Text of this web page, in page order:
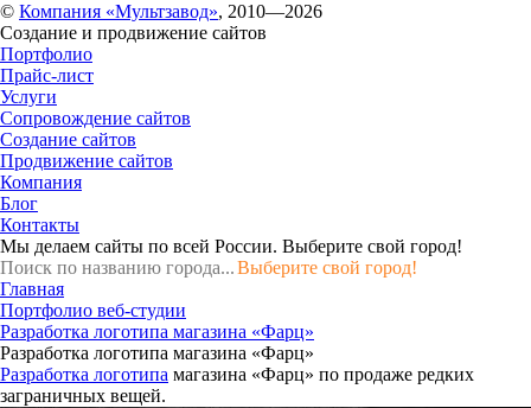
© Компания «Мультзавод», 2010—2026
Создание и продвижение сайтов
Портфолио
Прайс-лист
Услуги
Сопровождение сайтов
Создание сайтов
Продвижение сайтов
Компания
Блог
Контакты
Мы делаем сайты по всей России. Выберите свой город!
Выберите свой город!
Главная
Портфолио веб-студии
Разработка логотипа магазина «Фарц»
Разработка логотипа магазина «Фарц»
Разработка логотипа магазина «Фарц» по продаже редких
заграничных вещей.